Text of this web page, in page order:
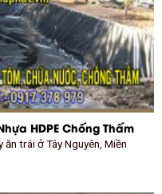
HDPE Chống Thấm
trái ở Tây Nguyên, Miền